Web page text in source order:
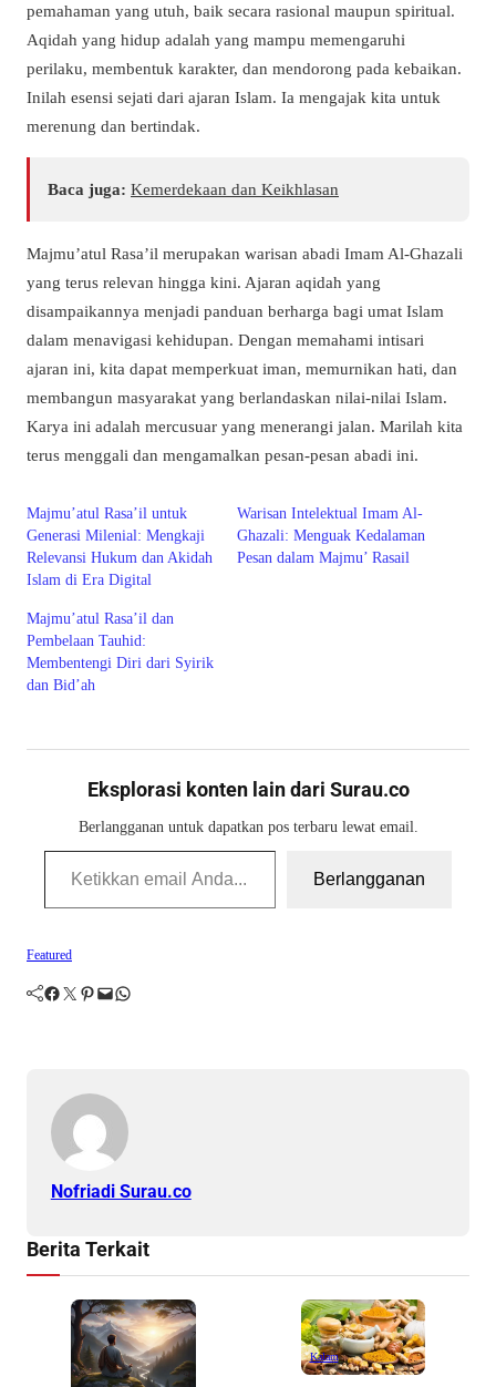
pemahaman yang utuh, baik secara rasional maupun spiritual.
Aqidah yang hidup adalah yang mampu memengaruhi
perilaku, membentuk karakter, dan mendorong pada kebaikan.
Inilah esensi sejati dari ajaran Islam. Ia mengajak kita untuk
merenung dan bertindak.
Baca juga: Kemerdekaan dan Keikhlasan
Majmu’atul Rasa’il merupakan warisan abadi Imam Al-Ghazali
yang terus relevan hingga kini. Ajaran aqidah yang
disampaikannya menjadi panduan berharga bagi umat Islam
dalam menavigasi kehidupan. Dengan memahami intisari
ajaran ini, kita dapat memperkuat iman, memurnikan hati, dan
membangun masyarakat yang berlandaskan nilai-nilai Islam.
Karya ini adalah mercusuar yang menerangi jalan. Marilah kita
terus menggali dan mengamalkan pesan-pesan abadi ini.
Majmu’atul Rasa’il untuk
Generasi Milenial: Mengkaji
Relevansi Hukum dan Akidah
Islam di Era Digital
Warisan Intelektual Imam Al-
Ghazali: Menguak Kedalaman
Pesan dalam Majmu’ Rasail
Majmu’atul Rasa’il dan
Pembelaan Tauhid:
Membentengi Diri dari Syirik
dan Bid’ah
Eksplorasi konten lain dari Surau.co
Berlangganan untuk dapatkan pos terbaru lewat email.
Ketikkan email Anda...
Berlangganan
Featured
Facebook Twitter Pinterest Mail WhatsApp
Nofriadi Surau.co
Berita Terkait
Kalam